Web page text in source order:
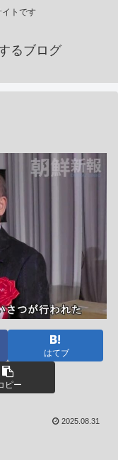
イトです
るブログ
はてブ
ピー
2025.08.31